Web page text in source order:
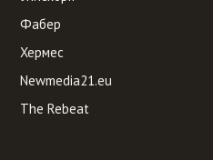
Фабер
Хермес
Newmedia21.eu
The Rebeat